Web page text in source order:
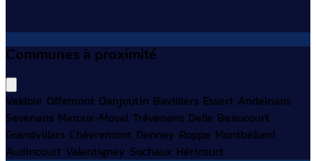
Communes à proximité
Valdoie Offemont Danjoutin Bavilliers Essert Andelnans
Sevenans Meroux-Moval Trévenans Delle Beaucourt
Grandvillars Chèvremont Denney Roppe Montbéliard
Audincourt Valentigney Sochaux Héricourt